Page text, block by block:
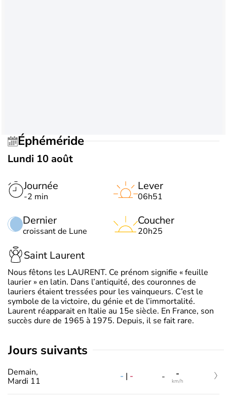
Éphéméride
Lundi 10 août
Journée
-2 min
Dernier
croissant de Lune
Lever
06h51
Coucher
20h25
Saint Laurent
Nous fêtons les LAURENT. Ce prénom signifie « feuille
laurier » en latin. Dans l’antiquité, des couronnes de
lauriers étaient tressées pour les vainqueurs. C’est le
symbole de la victoire, du génie et de l’immortalité.
Laurent réapparait en Italie au 15e siècle. En France, son
succès dure de 1965 à 1975. Depuis, il se fait rare.
jours suivants
Demain,
Mardi 11
- | - - -
km/h